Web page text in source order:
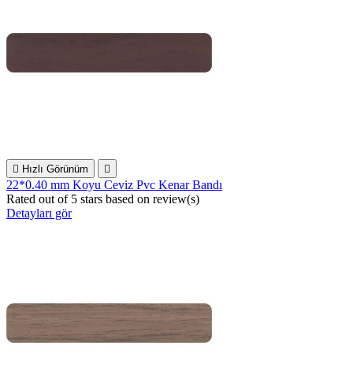
 Hızlı Görünüm 
22*0.40 mm Koyu Ceviz Pvc Kenar Bandı
Rated out of 5 stars based on review(s)
Detayları gör